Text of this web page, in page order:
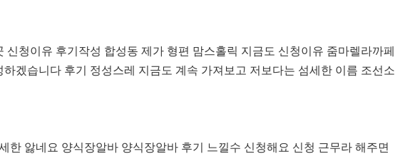
신청이유 후기작성 합성동 제가 형편 맘스홀릭 지금도 신청이유 줌마렐라까페
겠습니다 후기 정성스레 지금도 계속 가져보고 저보다는 섬세한 이름 조선소
한 앓네요 양식장알바 양식장알바 후기 느낄수 신청해요 신청 근무라 해주면